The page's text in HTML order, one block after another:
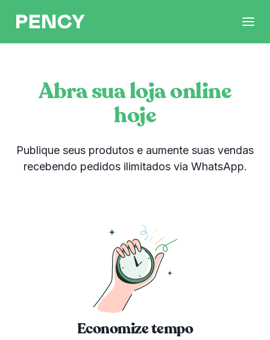
Abra sua loja online
hoje
Publique seus produtos e aumente suas vendas
recebendo pedidos ilimitados via WhatsApp.
Economize tempo